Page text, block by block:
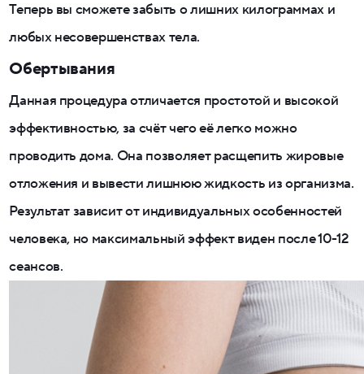
Теперь вы сможете забыть о лишних килограммах и
любых несовершенствах тела.
Обертывания
Данная процедура отличается простотой и высокой
эффективностью, за счёт чего её легко можно
проводить дома. Она позволяет расщепить жировые
отложения и вывести лишнюю жидкость из организма.
Результат зависит от индивидуальных особенностей
человека, но максимальный эффект виден после 10-12
сеансов.